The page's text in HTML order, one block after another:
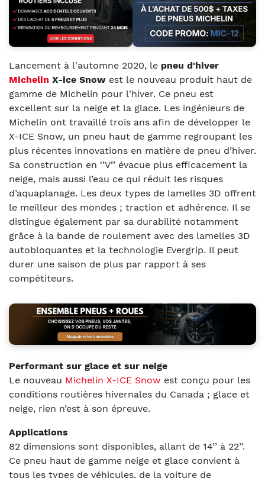
Lancement à l'automne 2020, le pneu d'hiver
Michelin X-ice Snow est le nouveau produit haut de
gamme de Michelin pour l'hiver. Ce pneu est
excellent sur la neige et la glace. Les ingénieurs de
Michelin ont travaillé trois ans afin de développer le
X-ICE Snow, un pneu haut de gamme regroupant les
plus récentes innovations en matière de pneu d’hiver.
Sa construction en ‘’V’’ évacue plus efficacement la
neige, mais aussi l’eau ce qui réduit les risques
d’aquaplanage. Les deux types de lamelles 3D offrent
le meilleur des mondes ; traction et adhérence. Il se
distingue également par sa durabilité notamment
grâce à la bande de roulement avec des lamelles 3D
autobloquantes et la technologie Evergrip. Il peut
durer une saison de plus par rapport à ses
compétiteurs.
Performant sur glace et sur neige
Le nouveau Michelin X-ICE Snow est conçu pour les
conditions routières hivernales du Canada ; glace et
neige, rien n’est à son épreuve.
Applications
82 dimensions sont disponibles, allant de 14’’ à 22’’.
Ce pneu haut de gamme neige et glace convient à
tous les types de véhicules, de la voiture de